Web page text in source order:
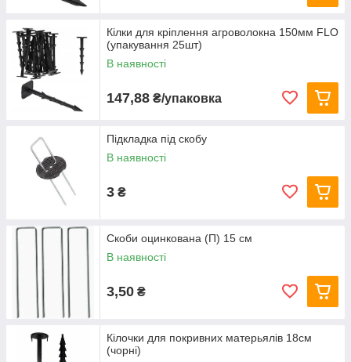
Кілки для кріплення агроволокна 150мм FLO
(упакування 25шт)
В наявності
147,88 ₴/упаковка
Підкладка під скобу
В наявності
3 ₴
Скоби оцинкована (П) 15 см
В наявності
3,50 ₴
Кілочки для покривних матерьялів 18см
(чорні)